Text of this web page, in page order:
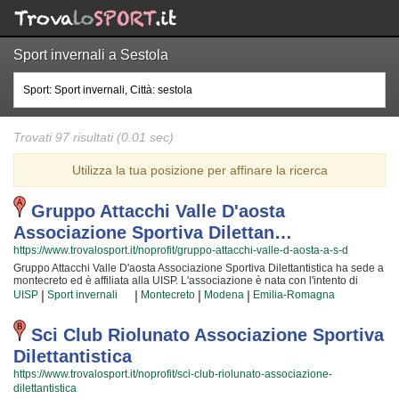
Sport invernali a Sestola
Trovati 97 risultati (0.01 sec)
Utilizza la tua posizione per affinare la ricerca
Gruppo Attacchi Valle D'aosta
Associazione Sportiva Dilettan…
https://www.trovalosport.it/noprofit/gruppo-attacchi-valle-d-aosta-a-s-d
Gruppo Attacchi Valle D'aosta Associazione Sportiva Dilettantistica ha sede a
montecreto ed è affiliata alla UISP. L'associazione è nata con l'intento di
formare nuovi campioni di ciclismo e metterli alla prova attraverso le
competizioni cui partecipiamo o che organizzano insieme alla UISP! Il tutto
all'insegna della assoluta sicurezza e... del divertimento! Certo, non tutti
possono avere la certezza di diventare dei campioni ma è sicurezza che
chiunque possa avere questa ambizione e coltivare i grandi sogni della Vita!
Gli istruttori sono i più bravi della Provincia ed hanno alle loro spalle anni ed
anni di esperienze nell'ambiente; per loro non c'è cosa migliore del crescere
nuove generazioni di atleti e condividere la propria passione, abilità... e i
tanti trucchetti imparati in una vita di sacrifici! Chi vuole fare oggi ciclismo
UISP | Sport invernali | Montecreto | Modena | Emilia-Romagna
Sci Club Riolunato Associazione Sportiva
Dilettantistica
https://www.trovalosport.it/noprofit/sci-club-riolunato-associazione-
dilettantistica